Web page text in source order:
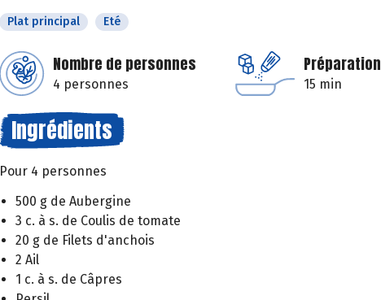
Plat principal Eté
Nombre de personnes
4 personnes
Préparation
15 min
Ingrédients
Pour 4 personnes
500 g de Aubergine
3 c. à s. de Coulis de tomate
20 g de Filets d'anchois
2 Ail
1 c. à s. de Câpres